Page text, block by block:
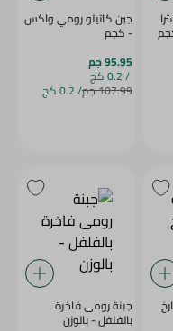
جبن كاتيلو رومي واكس
- كجم
95.95 جم
/ 0.2 كج
107.99 جم / 0.2 كج
جبنة رومى فاخرة
بالفلفل - بالوزن